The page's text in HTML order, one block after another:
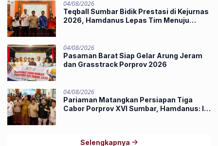
04/08/2026
Teqball Sumbar Bidik Prestasi di Kejurnas
2026, Hamdanus Lepas Tim Menuju
04/08/2026
Pasaman Barat Siap Gelar Arung Jeram
dan Grasstrack Porprov 2026
04/08/2026
Pariaman Matangkan Persiapan Tiga
Cabor Porprov XVI Sumbar, Hamdanus: Ini
Selengkapnya